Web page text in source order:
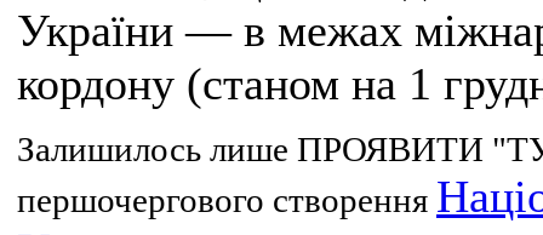
України — в межах
кордону (станом на 1
Залишилось лише ПРОЯВИТИ
першочергового створення